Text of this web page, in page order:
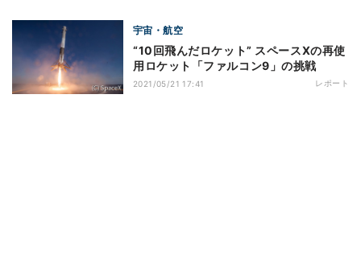
宇宙・航空
“10回飛んだロケット” スペースXの再使
用ロケット「ファルコン9」の挑戦
2021/05/21 17:41 レポート